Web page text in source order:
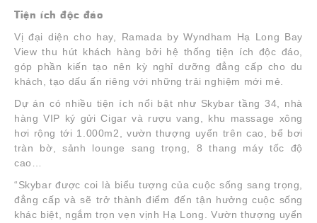
Tiện ích độc đáo
Vị đại diện cho hay, Ramada by Wyndham Hạ Long Bay
View thu hút khách hàng bởi hệ thống tiện ích độc đáo,
góp phần kiến tạo nên kỳ nghỉ dưỡng đẳng cấp cho du
khách, tạo dấu ấn riêng với những trải nghiệm mới mẻ.
Dự án có nhiều tiện ích nổi bật như Skybar tầng 34, nhà
hàng VIP ký gửi Cigar và rượu vang, khu massage xông
hơi rộng tới 1.000m2, vườn thượng uyển trên cao, bể bơi
tràn bờ, sảnh lounge sang trọng, 8 thang máy tốc độ
cao…
“Skybar được coi là biểu tượng của cuộc sống sang trọng,
đẳng cấp và sẽ trở thành điểm đến tận hưởng cuộc sống
khác biệt, ngắm trọn vẹn vịnh Hạ Long. Vườn thượng uyển